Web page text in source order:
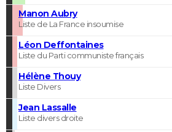
Manon Aubry
Liste de La France insoumise
Léon Deffontaines
Liste du Parti communiste français
Hélène Thouy
Liste Divers
Jean Lassalle
Liste divers droite